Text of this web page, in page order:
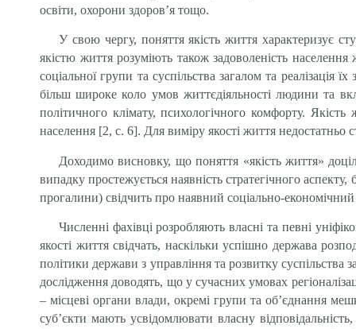
освіти, охорони здоров’я тощо.
У свою чергу, поняття якість життя характеризує
якістю життя розуміють також задоволеність
соціальної групи та суспільства загалом та реалізація
більш широке коло умов життєдіяльності людини та
політичного клімату, психологічного комфорту.
населення [2, с. 6]. Для виміру якості життя недостатньо
Доходимо висновку, що поняття «якість життя»
випадку простежується наявність стратегічного
прогалини) свідчить про наявний соціально-економічний
Численні фахівці розробляють власні та певні
якості життя свідчать, наскільки успішно держава
політики держави з управління та розвитку
дослідження доводять, що у сучасних умовах
– місцеві органи влади, окремі групи та об’єднання
суб’єкти мають усвідомлювати власну